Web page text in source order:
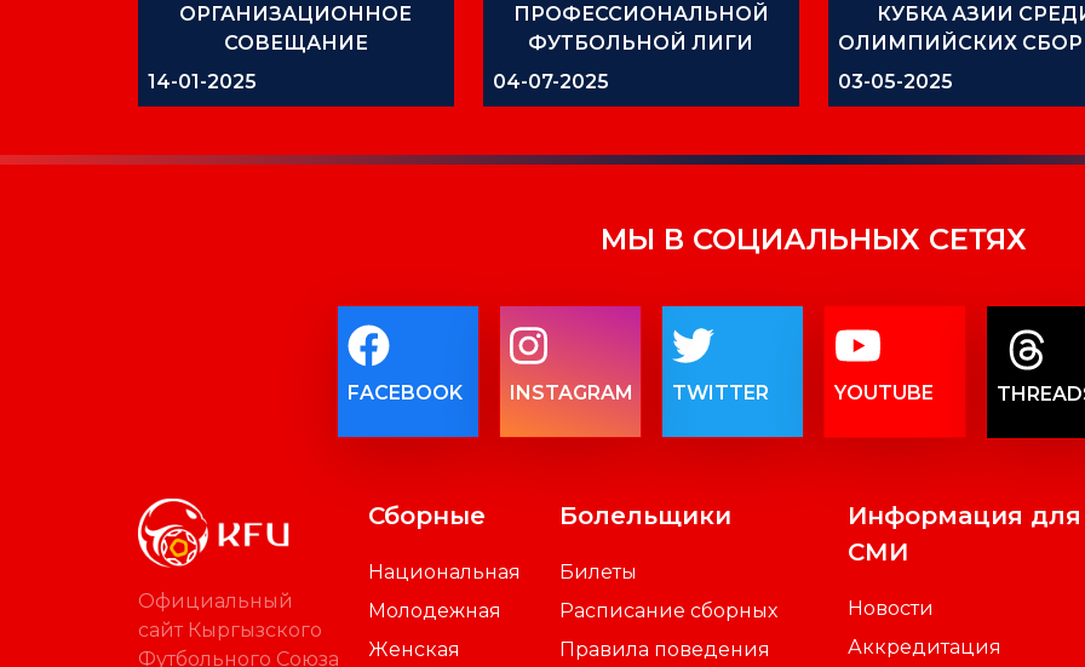
ОРГАНИЗАЦИОННОЕ
СОВЕЩАНИЕ
14-01-2025
ПРОФЕССИОНАЛЬНОЙ
ФУТБОЛЬНОЙ ЛИГИ
04-07-2025
КУБКА АЗИИ
ОЛИМПИЙСКИХ
03-05-2025
МЫ В СОЦИАЛЬНЫХ СЕТЯХ
FACEBOOK INSTAGRAM TWITTER YOUTUBE
Официальный
сайт Кыргызского
Футбольного Союза
Сборные
Национальная
Молодежная
Женская
Болельщики
Билеты
Расписание сборных
Правила поведения
Информация для
СМИ
Новости
Аккредитация